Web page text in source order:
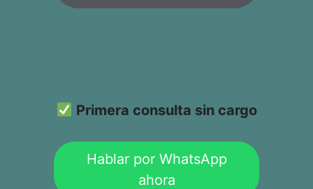
Primera consulta sin cargo
Hablar por WhatsApp
ahora